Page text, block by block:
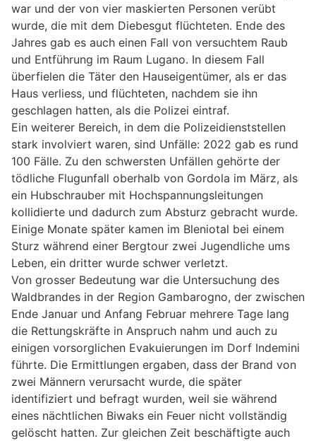
war und der von vier maskierten Personen verübt
wurde, die mit dem Diebesgut flüchteten. Ende des
Jahres gab es auch einen Fall von versuchtem Raub
und Entführung im Raum Lugano. In diesem Fall
überfielen die Täter den Hauseigentümer, als er das
Haus verliess, und flüchteten, nachdem sie ihn
geschlagen hatten, als die Polizei eintraf.
Ein weiterer Bereich, in dem die Polizeidienststellen
stark involviert waren, sind Unfälle: 2022 gab es rund
100 Fälle. Zu den schwersten Unfällen gehörte der
tödliche Flugunfall oberhalb von Gordola im März, als
ein Hubschrauber mit Hochspannungsleitungen
kollidierte und dadurch zum Absturz gebracht wurde.
Einige Monate später kamen im Bleniotal bei einem
Sturz während einer Bergtour zwei Jugendliche ums
Leben, ein dritter wurde schwer verletzt.
Von grosser Bedeutung war die Untersuchung des
Waldbrandes in der Region Gambarogno, der zwischen
Ende Januar und Anfang Februar mehrere Tage lang
die Rettungskräfte in Anspruch nahm und auch zu
einigen vorsorglichen Evakuierungen im Dorf Indemini
führte. Die Ermittlungen ergaben, dass der Brand von
zwei Männern verursacht wurde, die später
identifiziert und befragt wurden, weil sie während
eines nächtlichen Biwaks ein Feuer nicht vollständig
gelöscht hatten. Zur gleichen Zeit beschäftigte auch